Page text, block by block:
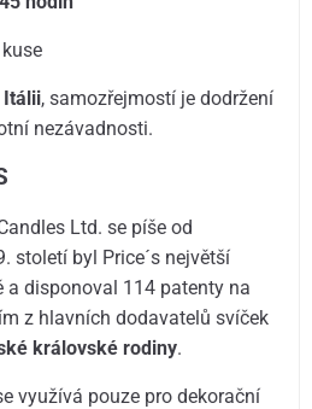
Itálii, samozřejmostí je dodržení
nezávadnosti.
Ltd. se píše od
století byl Price´s největší
a disponoval 114 patenty na
z hlavních dodavatelů svíček
královské rodiny.
využívá pouze pro dekorační